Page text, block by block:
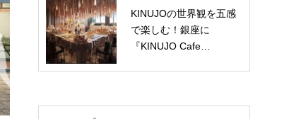
KINUJOの世界観を五感
で楽しむ！銀座に
『KINUJO Cafe…